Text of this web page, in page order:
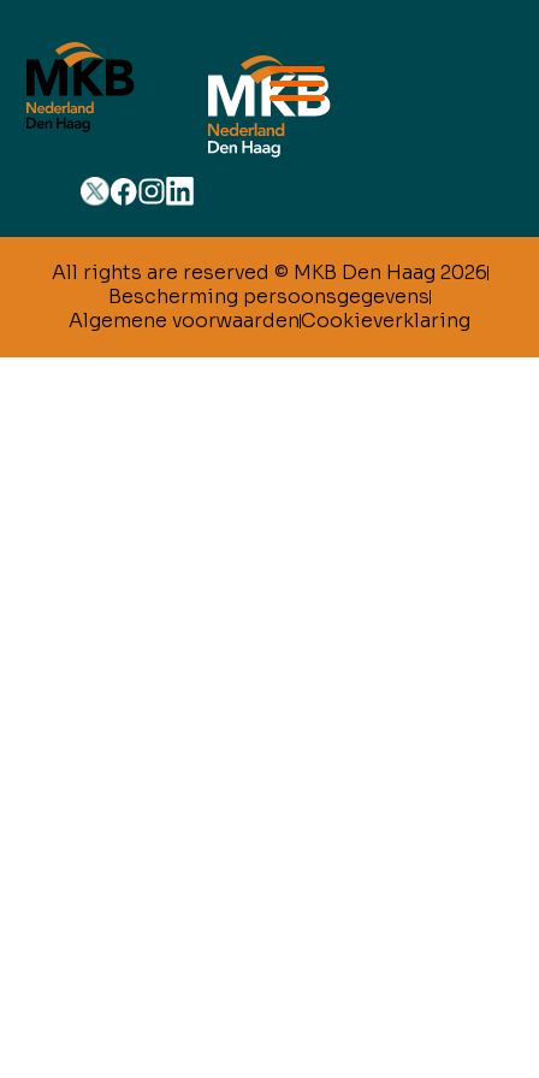
All rights are reserved © MKB Den Haag 2026
Bescherming persoonsgegevens
Algemene voorwaardenCookieverklaring